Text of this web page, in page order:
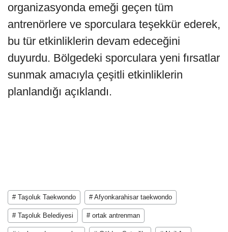
organizasyonda emeği geçen tüm
antrenörlere ve sporculara teşekkür ederek,
bu tür etkinliklerin devam edeceğini
duyurdu. Bölgedeki sporculara yeni fırsatlar
sunmak amacıyla çeşitli etkinliklerin
planlandığı açıklandı.
# Taşoluk Taekwondo # Afyonkarahisar taekwondo
# Taşoluk Belediyesi # ortak antrenman